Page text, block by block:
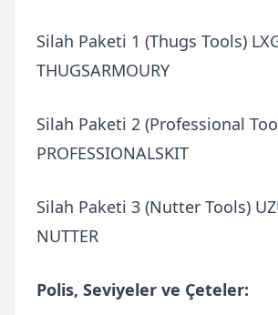
Silah Paketi 1 (Thugs Tools)
THUGSARMOURY
Silah Paketi 2 (Professional
PROFESSIONALSKIT
Silah Paketi 3 (Nutter Tools)
NUTTER
Polis, Seviyeler ve Çeteler: